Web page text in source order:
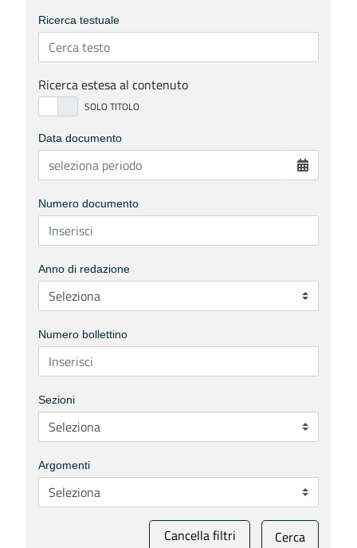
Ricerca testuale
Ricerca estesa al contenuto
Data documento
Numero documento
Anno di redazione
Numero bollettino
Sezioni
Argomenti
Cancella filtri Cerca